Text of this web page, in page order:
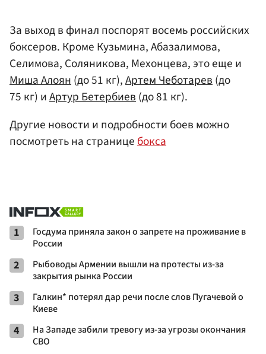
За выход в финал поспорят восемь российских
боксеров. Кроме Кузьмина, Абазалимова,
Селимова, Соляникова, Мехонцева, это еще и
Миша Алоян(до 51 кг),Артем Чеботарев(до
75 кг) иАртур Бетербиев(до 81 кг).
Другие новости и подробности боев можно
посмотреть на страницебокса
1
Госдума приняла закон о запрете на проживание в
России
2
Рыбоводы Армении вышли на протесты из-за
закрытия рынка России
3
Галкин* потерял дар речи после слов Пугачевой о
Киеве
4
На Западе забили тревогу из-за угрозы окончания
СВО